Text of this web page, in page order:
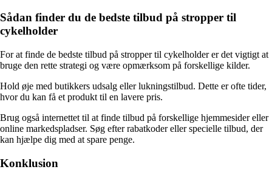
Sådan finder du de bedste tilbud på stropper til
cykelholder
For at finde de bedste tilbud på stropper til cykelholder er det vigtigt at
bruge den rette strategi og være opmærksom på forskellige kilder.
Hold øje med butikkers udsalg eller lukningstilbud. Dette er ofte tider,
hvor du kan få et produkt til en lavere pris.
Brug også internettet til at finde tilbud på forskellige hjemmesider eller
online markedspladser. Søg efter rabatkoder eller specielle tilbud, der
kan hjælpe dig med at spare penge.
Konklusion